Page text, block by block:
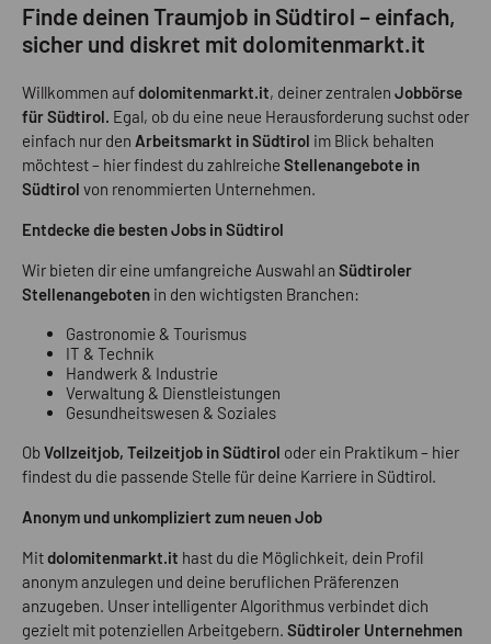
Finde deinen Traumjob in Südtirol – einfach,
sicher und diskret mit dolomitenmarkt.it
Willkommen aufdolomitenmarkt.it, deiner zentralen Jobbörse
für Südtirol. Egal, ob du eine neue Herausforderung suchst oder
einfach nur den Arbeitsmarkt in Südtirol im Blick behalten
möchtest – hier findest du zahlreiche Stellenangebote in
Südtirol von renommierten Unternehmen.
Entdecke die besten Jobs in Südtirol
Wir bieten dir eine umfangreiche Auswahl an Südtiroler
Stellenangeboten in den wichtigsten Branchen:
Gastronomie & Tourismus
IT & Technik
Handwerk & Industrie
Verwaltung & Dienstleistungen
Gesundheitswesen & Soziales
ObVollzeitjob, Teilzeitjob in Südtirol oder ein Praktikum – hier
findest du die passende Stelle für deine Karriere in Südtirol.
Anonym und unkompliziert zum neuen Job
Mitdolomitenmarkt.it hast du die Möglichkeit, dein Profil
anonym anzulegen und deine beruflichen Präferenzen
anzugeben. Unser intelligenter Algorithmus verbindet dich
gezielt mit potenziellen Arbeitgebern. Südtiroler Unternehmen